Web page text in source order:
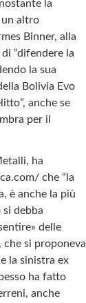
la
un altro
Binner, alla
“difendere la
la sua
Bolivia Evo
anche se
per il
ha
che “la
è anche la più
debba
delle
si proponeva
la sinistra ex
ha fatto
anche